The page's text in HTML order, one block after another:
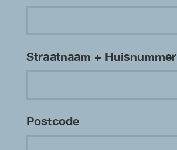
Straatnaam + Huisnummer
Postcode